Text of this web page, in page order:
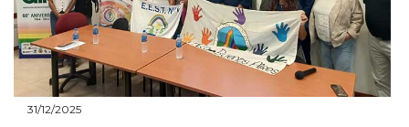
31/12/2025